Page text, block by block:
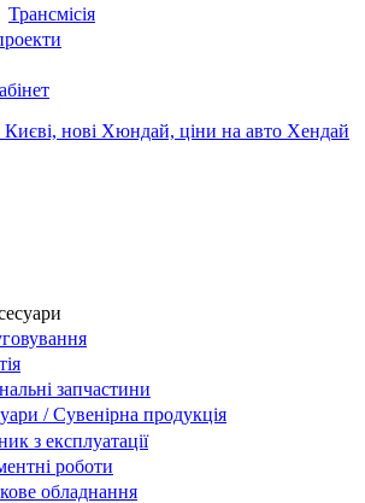
Трансмісія
запчастини
/ Сувенірна продукція
з експлуатації
роботи
обладнання